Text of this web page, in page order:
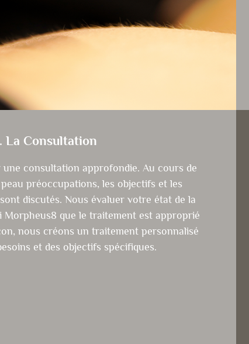
La Consultation
consultation approfondie. Au cours de
préoccupations, les objectifs et les
discutés. Nous évaluer votre état de la
Morpheus8 que le traitement est approprié
nous créons un traitement personnalisé
et des objectifs spécifiques.